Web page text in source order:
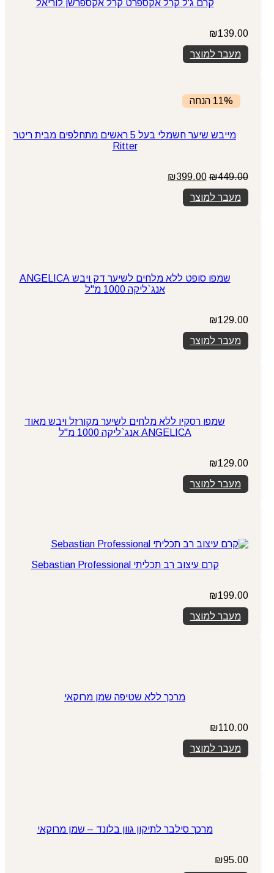
קרם ג'ל קרל אקספרט קרל אקספרשן לוריאל
₪139.00
מעבר למוצר
11% הנחה
מייבש שיער חשמלי בעל 5 ראשים מתחלפים מבית ריטר
Ritter
₪449.00
המחיר
המקורי
היה:
₪449.00.
₪399.00
מעבר למוצר
שמפו סופט ללא מלחים לשיער דק ויבש ANGELICA
אנג`ליקה 1000 מ"ל
₪129.00
מעבר למוצר
שמפו רסקיו ללא מלחים לשיער מקורזל ויבש מאוד
ANGELICA אנג`ליקה 1000 מ"ל
₪129.00
מעבר למוצר
קרם עיצוב רב תכליתי Sebastian Professional
₪199.00
מעבר למוצר
מרכך ללא שטיפה שמן מרוקאי
₪110.00
מעבר למוצר
מרכך סילבר לתיקון גוון בלונד – שמן מרוקאי
₪95.00